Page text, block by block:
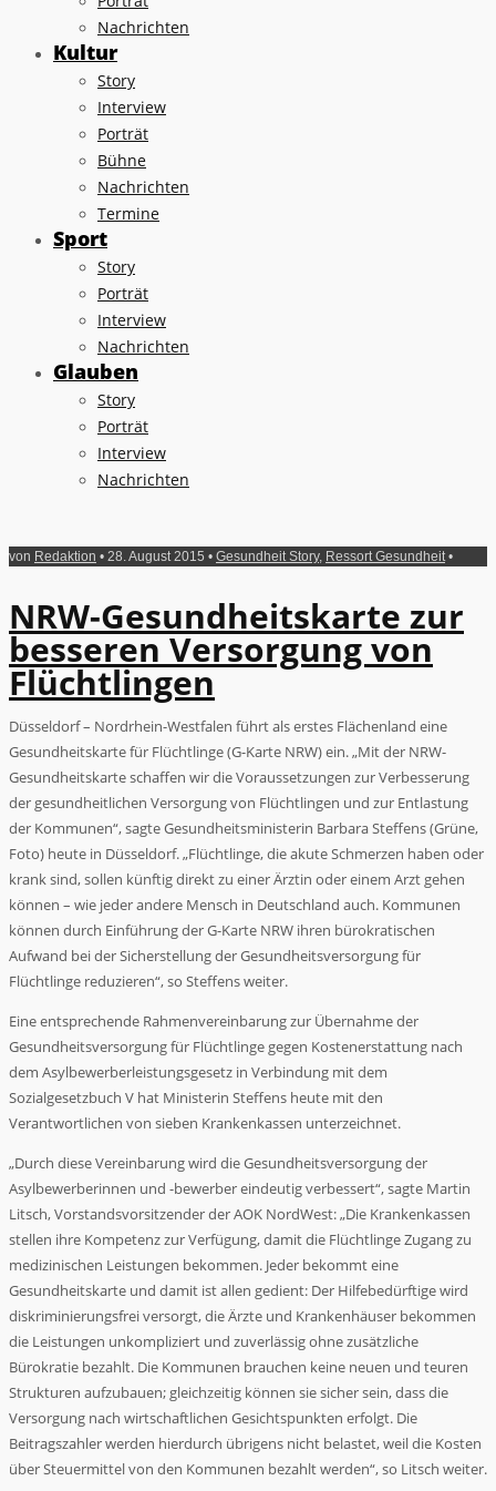
Nachrichten
Kultur
Story
Interview
Porträt
Bühne
Nachrichten
Termine
Sport
Story
Porträt
Interview
Nachrichten
Glauben
Story
Porträt
Interview
Nachrichten
von Redaktion • 28. August 2015 • Gesundheit Story, Ressort Gesundheit •
NRW-Gesundheitskarte zur
besseren Versorgung von
Flüchtlingen
Düsseldorf – Nordrhein-Westfalen führt als erstes Flächenland eine
Gesundheitskarte für Flüchtlinge (G-Karte NRW) ein. „Mit der NRW-
Gesundheitskarte schaffen wir die Voraussetzungen zur Verbesserung
der gesundheitlichen Versorgung von Flüchtlingen und zur Entlastung
der Kommunen“, sagte Gesundheitsministerin Barbara Steffens (Grüne,
Foto) heute in Düsseldorf. „Flüchtlinge, die akute Schmerzen haben oder
krank sind, sollen künftig direkt zu einer Ärztin oder einem Arzt gehen
können – wie jeder andere Mensch in Deutschland auch. Kommunen
können durch Einführung der G-Karte NRW ihren bürokratischen
Aufwand bei der Sicherstellung der Gesundheitsversorgung für
Flüchtlinge reduzieren“, so Steffens weiter.
Eine entsprechende Rahmenvereinbarung zur Übernahme der
Gesundheitsversorgung für Flüchtlinge gegen Kostenerstattung nach
dem Asylbewerberleistungsgesetz in Verbindung mit dem
Sozialgesetzbuch V hat Ministerin Steffens heute mit den
Verantwortlichen von sieben Krankenkassen unterzeichnet.
„Durch diese Vereinbarung wird die Gesundheitsversorgung der
Asylbewerberinnen und -bewerber eindeutig verbessert“, sagte Martin
Litsch, Vorstandsvorsitzender der AOK NordWest: „Die Krankenkassen
stellen ihre Kompetenz zur Verfügung, damit die Flüchtlinge Zugang zu
medizinischen Leistungen bekommen. Jeder bekommt eine
Gesundheitskarte und damit ist allen gedient: Der Hilfebedürftige wird
diskriminierungsfrei versorgt, die Ärzte und Krankenhäuser bekommen
die Leistungen unkompliziert und zuverlässig ohne zusätzliche
Bürokratie bezahlt. Die Kommunen brauchen keine neuen und teuren
Strukturen aufzubauen; gleichzeitig können sie sicher sein, dass die
Versorgung nach wirtschaftlichen Gesichtspunkten erfolgt. Die
Beitragszahler werden hierdurch übrigens nicht belastet, weil die Kosten
über Steuermittel von den Kommunen bezahlt werden“, so Litsch weiter.